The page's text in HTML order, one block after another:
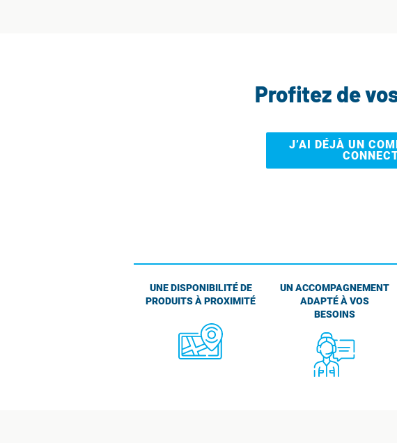
Profitez de
J’AI DÉJÀ UN
UNE DISPONIBILITÉ DE
PRODUITS À PROXIMITÉ
UN ACCOMPAGNEMENT
ADAPTÉ À VOS
BESOINS